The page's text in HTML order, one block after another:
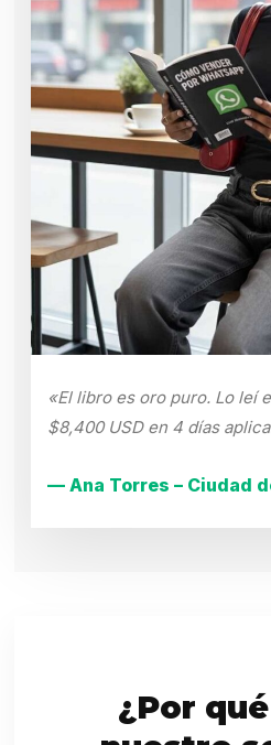
«El libro es oro puro. Lo leí
$8,400 USD en 4 días
— Ana Torres – Ciudad
¿Por